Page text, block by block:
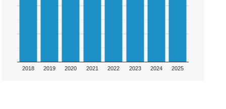
2018 2019 2020 2021 2022 2023 2024 2025